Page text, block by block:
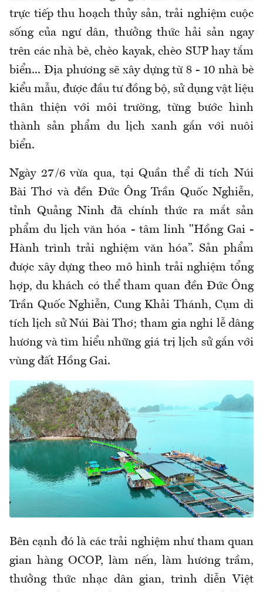
trực tiếp thu hoạch thủy sản, trải nghiệm cuộc
sống của ngư dân, thưởng thức hải sản ngay
trên các nhà bè, chèo kayak, chèo SUP hay tắm
biển... Địa phương sẽ xây dựng từ 8 - 10 nhà bè
kiểu mẫu, được đầu tư đồng bộ, sử dụng vật liệu
thân thiện với môi trường, từng bước hình
thành sản phẩm du lịch xanh gắn với nuôi
biển.
Ngày 27/6 vừa qua, tại Quần thể di tích Núi
Bài Thơ và đền Đức Ông Trần Quốc Nghiễn,
tỉnh Quảng Ninh đã chính thức ra mắt sản
phẩm du lịch văn hóa - tâm linh "Hồng Gai -
Hành trình trải nghiệm văn hóa”. Sản phẩm
được xây dựng theo mô hình trải nghiệm tổng
hợp, du khách có thể tham quan đền Đức Ông
Trần Quốc Nghiễn, Cung Khải Thánh, Cụm di
tích lịch sử Núi Bài Thơ; tham gia nghi lễ dâng
hương và tìm hiểu những giá trị lịch sử gắn với
vùng đất Hồng Gai.
Bên cạnh đó là các trải nghiệm như tham quan
gian hàng OCOP, làm nến, làm hương trầm,
thưởng thức nhạc dân gian, trình diễn Việt